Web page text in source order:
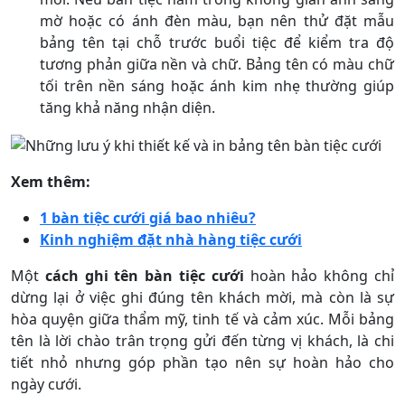
mờ hoặc có ánh đèn màu, bạn nên thử đặt mẫu
bảng tên tại chỗ trước buổi tiệc để kiểm tra độ
tương phản giữa nền và chữ. Bảng tên có màu chữ
tối trên nền sáng hoặc ánh kim nhẹ thường giúp
tăng khả năng nhận diện.
Xem thêm:
1 bàn tiệc cưới giá bao nhiêu?
Kinh nghiệm đặt nhà hàng tiệc cưới
Một cách ghi tên bàn tiệc cưới hoàn hảo không chỉ
dừng lại ở việc ghi đúng tên khách mời, mà còn là sự
hòa quyện giữa thẩm mỹ, tinh tế và cảm xúc. Mỗi bảng
tên là lời chào trân trọng gửi đến từng vị khách, là chi
tiết nhỏ nhưng góp phần tạo nên sự hoàn hảo cho
ngày cưới.